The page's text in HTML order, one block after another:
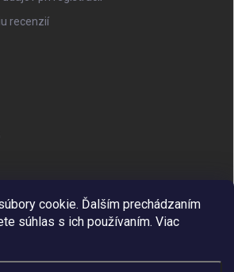
cookie. Ďalším prechádzaním
súhlas s ich používaním. Viac
recenzií